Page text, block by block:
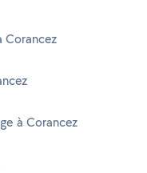
Corancez
à Corancez